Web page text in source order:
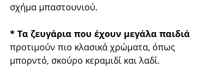
σχήμα μπαστουνιού.
* Τα ζευγάρια που έχουν μεγάλα παιδιά
προτιμούν πιο κλασικά χρώματα, όπως
μπορντό, σκούρο κεραμιδί και λαδί.